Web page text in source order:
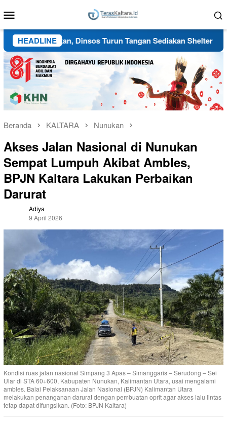
ke
Mobile
HEADLINE
Dinsos Turun Tangan Sediakan Shelter Sementara
Beranda KALTARA Nunukan
Akses Jalan Nasional di Nunukan
Sempat Lumpuh Akibat Ambles,
BPJN Kaltara Lakukan Perbaikan
Darurat
Adiya
9 April 2026
Kondisi ruas jalan nasional Simpang 3 Apas – Simanggaris – Serudong – Sei
Ular di STA 60+600, Kabupaten Nunukan, Kalimantan Utara, usai mengalami
ambles. Balai Pelaksanaan Jalan Nasional (BPJN) Kalimantan Utara
melakukan penanganan darurat dengan pembuatan oprit agar akses lalu lintas
tetap dapat difungsikan. (Foto: BPJN Kaltara)